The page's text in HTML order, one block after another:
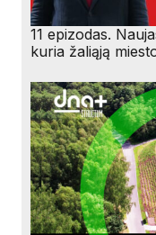
11 epizodas.
kuria žaliąją